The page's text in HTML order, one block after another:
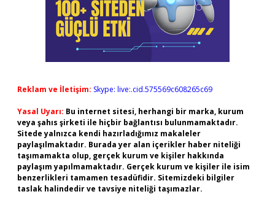
Reklam ve İletişim: Skype: live:.cid.575569c608265c69
Yasal Uyarı: Bu internet sitesi, herhangi bir marka, kurum
veya şahıs şirketi ile hiçbir bağlantısı bulunmamaktadır.
Sitede yalnızca kendi hazırladığımız makaleler
paylaşılmaktadır. Burada yer alan içerikler haber niteliği
taşımamakta olup, gerçek kurum ve kişiler hakkında
paylaşım yapılmamaktadır. Gerçek kurum ve kişiler ile isim
benzerlikleri tamamen tesadüfidir. Sitemizdeki bilgiler
taslak halindedir ve tavsiye niteliği taşımazlar.